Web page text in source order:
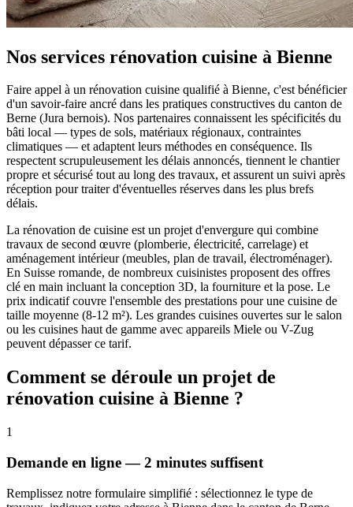
Nos services rénovation cuisine à Bienne
Faire appel à un rénovation cuisine qualifié à Bienne, c'est bénéficier
d'un savoir-faire ancré dans les pratiques constructives du canton de
Berne (Jura bernois). Nos partenaires connaissent les spécificités du
bâti local — types de sols, matériaux régionaux, contraintes
climatiques — et adaptent leurs méthodes en conséquence. Ils
respectent scrupuleusement les délais annoncés, tiennent le chantier
propre et sécurisé tout au long des travaux, et assurent un suivi après
réception pour traiter d'éventuelles réserves dans les plus brefs
délais.
La rénovation de cuisine est un projet d'envergure qui combine
travaux de second œuvre (plomberie, électricité, carrelage) et
aménagement intérieur (meubles, plan de travail, électroménager).
En Suisse romande, de nombreux cuisinistes proposent des offres
clé en main incluant la conception 3D, la fourniture et la pose. Le
prix indicatif couvre l'ensemble des prestations pour une cuisine de
taille moyenne (8-12 m²). Les grandes cuisines ouvertes sur le salon
ou les cuisines haut de gamme avec appareils Miele ou V-Zug
peuvent dépasser ce tarif.
Comment se déroule un projet de
rénovation cuisine à Bienne ?
1
Demande en ligne — 2 minutes suffisent
Remplissez notre formulaire simplifié : sélectionnez le type de